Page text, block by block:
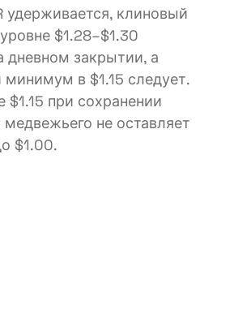
удерживается, клиновый
$1.28–$1.30
дневном закрытии, а
минимум в $1.15 следует.
при сохранении
не оставляет
$1.00.